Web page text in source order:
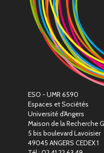
ESO - UMR 6590
Espaces et Sociétés
Université d'Angers
Maison de la Recherche
5 bis boulevard Lavoisier
49045 ANGERS CEDEX 1